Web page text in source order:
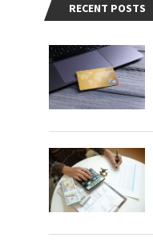
RECENT POSTS